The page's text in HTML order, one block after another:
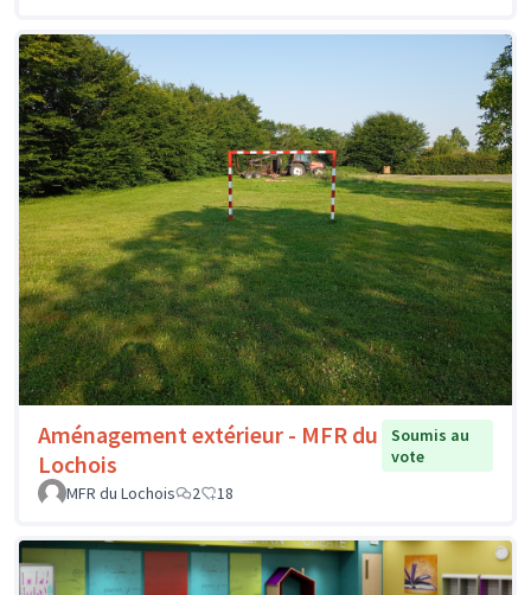
Aménagement extérieur - MFR du
Lochois
Soumis au
vote
MFR du Lochois
2 18